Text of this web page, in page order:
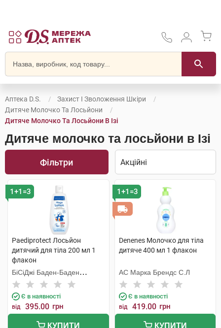
Аптека D.S.
Захист І Зволоження Шкіри
Дитяче Молочко Та Лосьйони
Дитяче Молочко Та Лосьйони В Ізі
Дитяче молочко та лосьйони в Ізі
Фільтри
1+1=3
Paediprotect Лосьйон
дитячий для тіла 200 мл 1
флакон
БіСіДжі Баден-Баден
Косметікс Груп Гмбх
Є в наявності
від 395.00 грн
КУПИТИ
1+1=3
Denenes Молочко для тіла
дитяче 400 мл 1 флакон
АС Марка Брендс С.Л
Є в наявності
від 419.00 грн
КУПИТИ